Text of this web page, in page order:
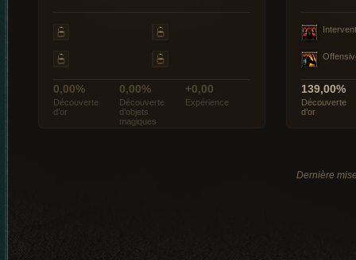
0,00%
Découverte
d’or
0,00%
Découverte
d’objets
magiques
+0,00
Expérience
139,00%
Découverte
d’or
Dernière